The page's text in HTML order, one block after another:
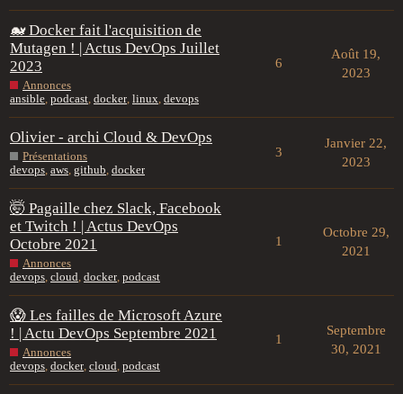
🐋 Docker fait l'acquisition de
Mutagen ! | Actus DevOps Juillet
2023
Annonces
ansible, podcast, docker, linux, devops
6
Août 19,
2023
Olivier - archi Cloud & DevOps
Présentations
devops, aws, github, docker
3
Janvier 22,
2023
🤯 Pagaille chez Slack, Facebook
et Twitch ! | Actus DevOps
Octobre 2021
Annonces
devops, cloud, docker, podcast
1
Octobre 29,
2021
😱 Les failles de Microsoft Azure
! | Actu DevOps Septembre 2021
Annonces
devops, docker, cloud, podcast
1
Septembre
30, 2021